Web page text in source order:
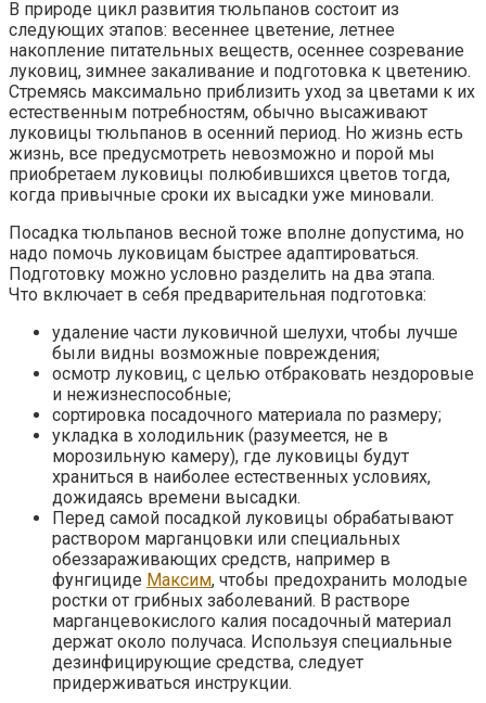
В природе цикл развития тюльпанов состоит из
следующих этапов: весеннее цветение, летнее
накопление питательных веществ, осеннее созревание
луковиц, зимнее закаливание и подготовка к цветению.
Стремясь максимально приблизить уход за цветами к их
естественным потребностям, обычно высаживают
луковицы тюльпанов в осенний период. Но жизнь есть
жизнь, все предусмотреть невозможно и порой мы
приобретаем луковицы полюбившихся цветов тогда,
когда привычные сроки их высадки уже миновали.
Посадка тюльпанов весной тоже вполне допустима, но
надо помочь луковицам быстрее адаптироваться.
Подготовку можно условно разделить на два этапа.
Что включает в себя предварительная подготовка:
удаление части луковичной шелухи, чтобы лучше
были видны возможные повреждения;
осмотр луковиц, с целью отбраковать нездоровые
и нежизнеспособные;
сортировка посадочного материала по размеру;
укладка в холодильник (разумеется, не в
морозильную камеру), где луковицы будут
храниться в наиболее естественных условиях,
дожидаясь времени высадки.
Перед самой посадкой луковицы обрабатывают
раствором марганцовки или специальных
обеззараживающих средств, например в
фунгициде Максим, чтобы предохранить молодые
ростки от грибных заболеваний. В растворе
марганцевокислого калия посадочный материал
держат около получаса. Используя специальные
дезинфицирующие средства, следует
придерживаться инструкции.